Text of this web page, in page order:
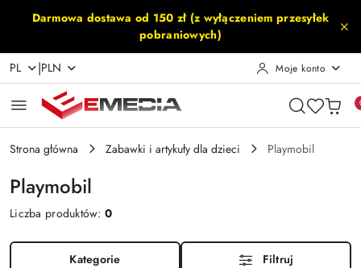
Przejdź do treści głównej
Przejdź do wyszukiwarki
Przejdź do moje konto
Przejdź do menu głównego
Przejdź do stopki
Darmowa dostawa od 150 zł (z wyłączeniem przesyłek
pobraniowych)
PL |PLN Moje konto
Strona główna Zabawki i artykuły dla dzieci Playmobil
Playmobil
Liczba produktów:0
Kategorie Filtruj